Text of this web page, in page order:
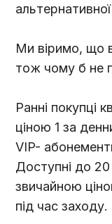
Ми віримо, що
тож чому б не
Ранні покупці
ціною 1 за
VIP-
Доступні до
звичайною
під час заходу.